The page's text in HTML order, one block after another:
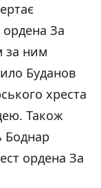
ордена За
за ним
Буданов
хреста
Також
Боднар
ордена За